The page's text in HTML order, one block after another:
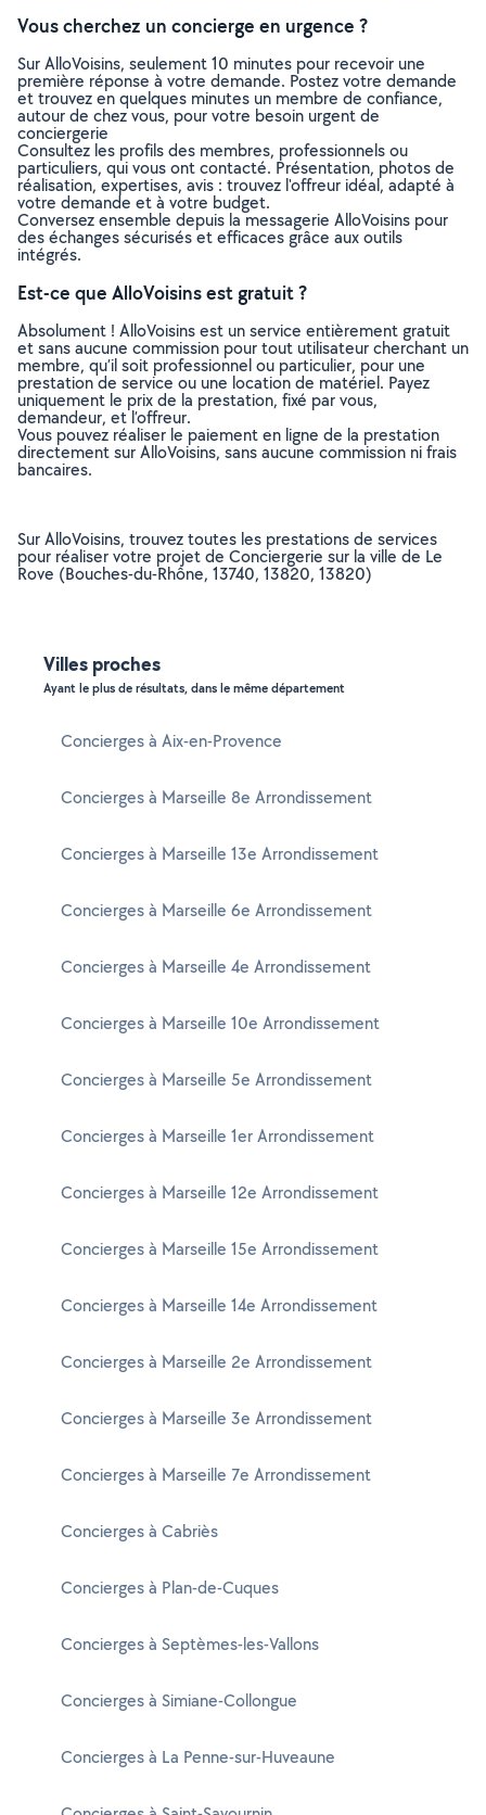
Vous cherchez un concierge en urgence ?
Sur AlloVoisins, seulement 10 minutes pour recevoir une
première réponse à votre demande. Postez votre demande
et trouvez en quelques minutes un membre de confiance,
autour de chez vous, pour votre besoin urgent de
conciergerie
Consultez les profils des membres, professionnels ou
particuliers, qui vous ont contacté. Présentation, photos de
réalisation, expertises, avis : trouvez l'offreur idéal, adapté à
votre demande et à votre budget.
Conversez ensemble depuis la messagerie AlloVoisins pour
des échanges sécurisés et efficaces grâce aux outils
intégrés.
Est-ce que AlloVoisins est gratuit ?
Absolument ! AlloVoisins est un service entièrement gratuit
et sans aucune commission pour tout utilisateur cherchant un
membre, qu’il soit professionnel ou particulier, pour une
prestation de service ou une location de matériel. Payez
uniquement le prix de la prestation, fixé par vous,
demandeur, et l’offreur.
Vous pouvez réaliser le paiement en ligne de la prestation
directement sur AlloVoisins, sans aucune commission ni frais
bancaires.
Sur AlloVoisins, trouvez toutes les prestations de services
pour réaliser votre projet de Conciergerie sur la ville de Le
Rove (Bouches-du-Rhône, 13740, 13820, 13820)
Villes proches
Ayant le plus de résultats, dans le même département
Concierges à Aix-en-Provence
Concierges à Marseille 8e Arrondissement
Concierges à Marseille 13e Arrondissement
Concierges à Marseille 6e Arrondissement
Concierges à Marseille 4e Arrondissement
Concierges à Marseille 10e Arrondissement
Concierges à Marseille 5e Arrondissement
Concierges à Marseille 1er Arrondissement
Concierges à Marseille 12e Arrondissement
Concierges à Marseille 15e Arrondissement
Concierges à Marseille 14e Arrondissement
Concierges à Marseille 2e Arrondissement
Concierges à Marseille 3e Arrondissement
Concierges à Marseille 7e Arrondissement
Concierges à Cabriès
Concierges à Plan-de-Cuques
Concierges à Septèmes-les-Vallons
Concierges à Simiane-Collongue
Concierges à La Penne-sur-Huveaune